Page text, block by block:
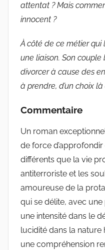
attentat ? Mais
innocent ?
À côté de ce métier
une liaison. Son couple
divorcer à cause des
à prendre, d’un choix
Commentaire
Un roman
de force
différents que la vie
antiterroriste et les
amoureuse de la
qui se délite, avec
une intensité dans le
lucidité dans la nature
une compréhension